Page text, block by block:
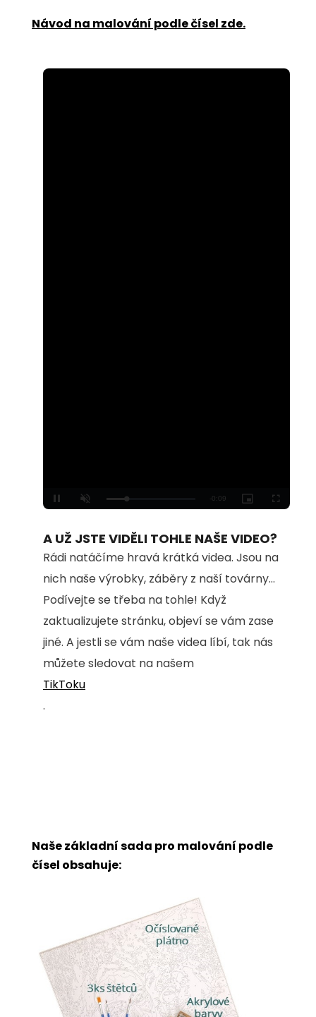
Návod na malování podle čísel zde.
Unmute
100.00%
A UŽ JSTE VIDĚLI TOHLE NAŠE VIDEO?
Rádi natáčíme hravá krátká videa. Jsou na
nich naše výrobky, záběry z naší továrny...
Podívejte se třeba na tohle! Když
zaktualizujete stránku, objeví se vám zase
jiné. A jestli se vám naše videa líbí, tak nás
můžete sledovat na našem
TikToku
.
Naše základní sada pro malování podle
čísel obsahuje: